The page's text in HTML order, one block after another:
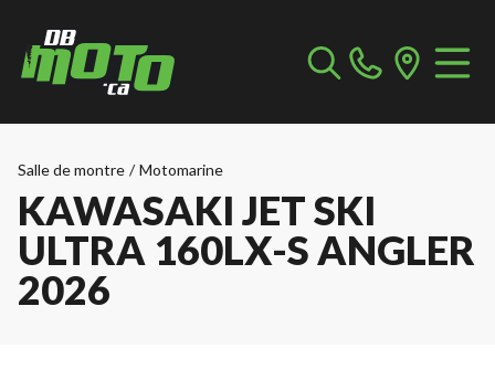
Salle de montre / Motomarine
KAWASAKI JET SKI
ULTRA 160LX-S ANGLER
2026